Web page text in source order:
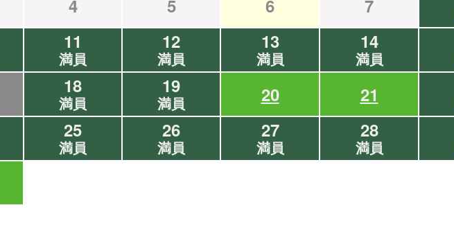
4 5 6 7
11
満員
12
満員
13
満員
14
満員
18
満員
19
満員 20 21
25
満員
26
満員
27
満員
28
満員